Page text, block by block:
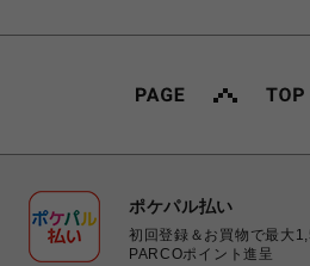
ポケパル払い
初回登録＆お買物で最大
PARCOポイント進呈